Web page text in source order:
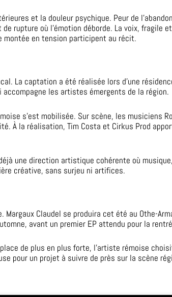
et la douleur psychique. Peur de
rupture où l’émotion déborde. La voix, fragile
montée en tension participent au récit.
La captation a été réalisée lors d’une
les artistes émergents de la région.
s’est mobilisée. Sur scène, les musiciens
À la réalisation, Tim Costa et Cirkus Prod
une direction artistique cohérente où
créative, sans surjeu ni artifices.
Claudel se produira cet été au Othe-
avant un premier EP attendu pour la
de plus en plus forte, l’artiste rémoise
pour un projet à suivre de près sur la scène